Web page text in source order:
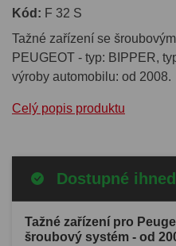
Kód: F 32 S
Tažné zařízení se
PEUGEOT - typ: BIPPER,
výroby automobilu: od 2008.
Celý popis produktu
Dostupné ihned
Tažné zařízení pro
šroubový systém - od